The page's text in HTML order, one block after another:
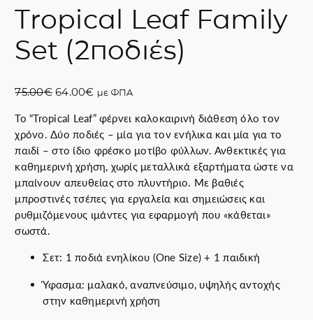
Tropical Leaf Family
Set (2ποδιές)
75.00€ O
i
g
i
n
a
l
p
e
w
64.00€Η
ρ
έ
χ
ο
υ
σ
α
ή
ε
με ΦΠΑ
Το “Tropical Leaf” φέρνει καλοκαιρινή διάθεση όλο τον
χρόνο. Δύο ποδιές – μία για τον ενήλικα και μία για το
παιδί – στο ίδιο φρέσκο μοτίβο φύλλων. Ανθεκτικές για
καθημερινή χρήση, χωρίς μεταλλικά εξαρτήματα ώστε να
μπαίνουν απευθείας στο πλυντήριο. Με βαθιές
μπροστινές τσέπες για εργαλεία και σημειώσεις και
ρυθμιζόμενους ιμάντες για εφαρμογή που «κάθεται»
σωστά.
Σετ: 1 ποδιά ενηλίκου (One Size) + 1 παιδική
Ύφασμα: μαλακό, αναπνεύσιμο, υψηλής αντοχής
στην καθημερινή χρήση